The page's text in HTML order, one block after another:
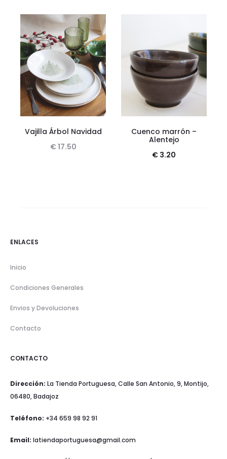
Vajilla Árbol Navidad
€ 17.50
Cuenco marrón –
Alentejo
€ 3.20
ENLACES
Inicio
Condiciones Generales
Envios y Devoluciones
Contacto
CONTACTO
Dirección: La Tienda Portuguesa, Calle San Antonio, 9, Montijo,
06480, Badajoz
Teléfono: +34 659 98 92 91
Email: latiendaportuguesa@gmail.com